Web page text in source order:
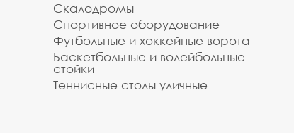
Скалодромы
Спортивное оборудование
Футбольные и хоккейные ворота
Баскетбольные и волейбольные
стойки
Теннисные столы уличные